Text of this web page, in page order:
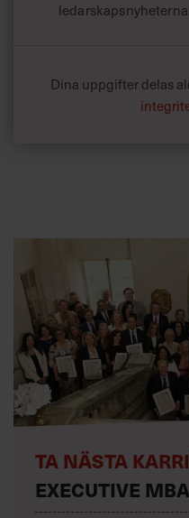
Dina uppgifter delas
TA NÄSTA
EXECUTIVE MBA